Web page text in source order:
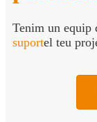
Tenim un equip
suportel teu